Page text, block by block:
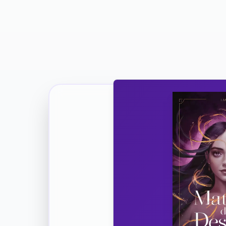
Vuoi
Ricevi la Tua Copia